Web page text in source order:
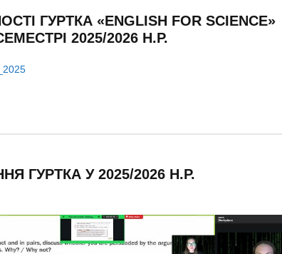
ГУРТКА «ENGLISH FOR SCIENCE»
2025/2026 Н.Р.
ГУРТКА У 2025/2026 Н.Р.